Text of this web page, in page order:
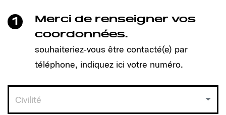
C'est aussi simple que cela
1. Entre la date
2. Sélectionnez le point de vente
3.Notre concessionnaire le plus proche va prendre
1
Merci de renseigner vos
coordonnées.
souhaiteriez-vous être contacté(e) par
téléphone, indiquez ici votre numéro.
Civilité